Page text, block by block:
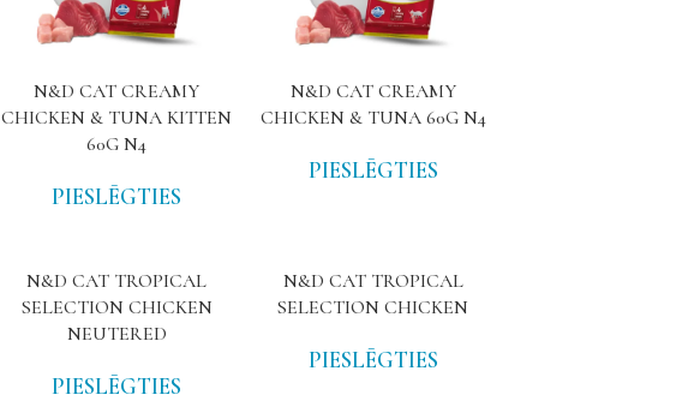
N&D CAT CREAMY
CHICKEN & TUNA KITTEN
60G N4
PIESLĒGTIES
N&D CAT CREAMY
CHICKEN & TUNA 60G N4
PIESLĒGTIES
N&D CAT TROPICAL
SELECTION CHICKEN
NEUTERED
PIESLĒGTIES
N&D CAT TROPICAL
SELECTION CHICKEN
PIESLĒGTIES